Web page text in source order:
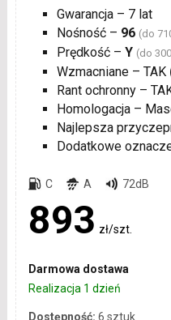
Gwarancja – 7 lat
Nośność – 96 (do
Prędkość – Y (do
Wzmacniane – TAK
Rant ochronny –
Homologacja –
Najlepsza
Dodatkowe
C A 72dB
893 zł/szt.
Darmowa dostawa
Realizacja 1 dzień
Dostępność: 6 sztuk